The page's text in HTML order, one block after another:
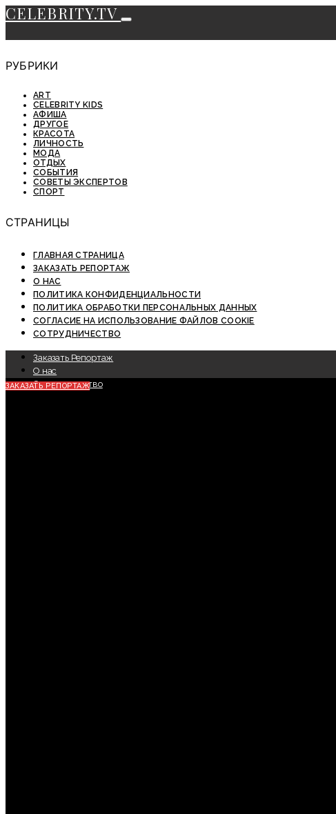
CELEBRITY.TV
РУБРИКИ
ART
CELEBRITY KIDS
АФИША
ДРУГОЕ
КРАСОТА
ЛИЧНОСТЬ
МОДА
ОТДЫХ
СОБЫТИЯ
СОВЕТЫ ЭКСПЕРТОВ
СПОРТ
СТРАНИЦЫ
ГЛАВНАЯ СТРАНИЦА
ЗАКАЗАТЬ РЕПОРТАЖ
О НАС
ПОЛИТИКА КОНФИДЕНЦИАЛЬНОСТИ
ПОЛИТИКА ОБРАБОТКИ ПЕРСОНАЛЬНЫХ ДАННЫХ
СОГЛАСИЕ НА ИСПОЛЬЗОВАНИЕ ФАЙЛОВ COOKIE
СОТРУДНИЧЕСТВО
Заказать Репортаж
О нас
Сотрудничество
ЗАКАЗАТЬ РЕПОРТАЖ